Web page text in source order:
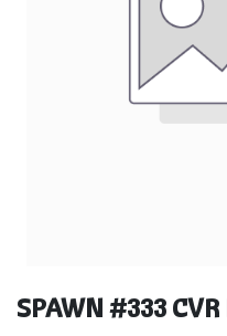
SPAWN #333 CVR